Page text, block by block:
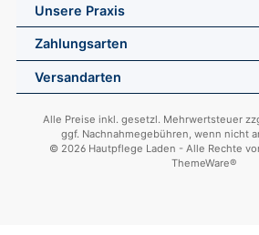
Unsere Praxis
Zahlungsarten
Versandarten
Alle Preise inkl. gesetzl. Mehrwertsteuer
ggf. Nachnahmegebühren, wenn nicht
© 2026 Hautpflege Laden - Alle Rechte
ThemeWare®